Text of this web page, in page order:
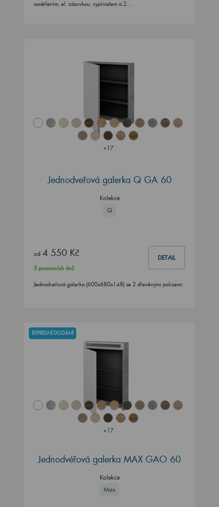
osvětlením, el. zásuvkou, vypínačem a 2…
+17
Jednodveřová galerka Q GA 60
Kolekce
Q
od 4 550 Kč DETAIL
5 pracovních dnů
Jednodveřová galerka (600x680x148) se 2 dřevěnými policemi
+17
EXPRESNÍ DODÁNÍ
Jednodvéřová galerka MAX GAO 60
Kolekce
Max